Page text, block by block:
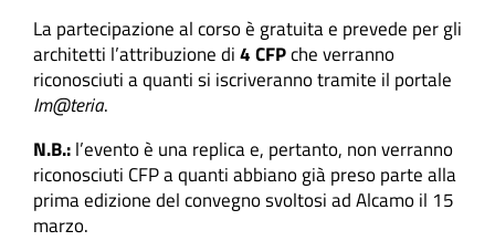
La partecipazione al corso è gratuita e prevede per gli
architetti l’attribuzione di4 CFPche verranno
riconosciuti a quanti si iscriveranno tramite il portale
Im@teria.
N.B.:l’evento è una replica e, pertanto, non verranno
riconosciuti CFP a quanti abbiano già preso parte alla
prima edizione del convegno svoltosi ad Alcamo il 15
marzo.